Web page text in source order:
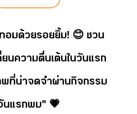
อมด้วยรอยยิ้ม! 😊 ชวน
นความตื่นเต้นในวันแรก
พที่น่าจดจำผ่านกิจกรรม
นแรกพบ" 💗